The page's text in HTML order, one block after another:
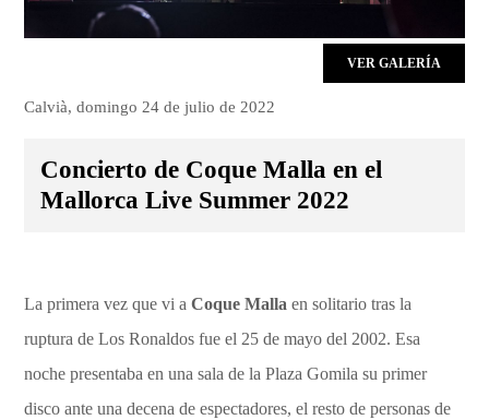
VER GALERÍA
Calvià, domingo 24 de julio de 2022
Concierto de Coque Malla en el
Mallorca Live Summer 2022
La primera vez que vi aCoque Malla en solitario tras la
ruptura de Los Ronaldos fue el 25 de mayo del 2002. Esa
noche presentaba en una sala de la Plaza Gomila su primer
disco ante una decena de espectadores, el resto de personas de